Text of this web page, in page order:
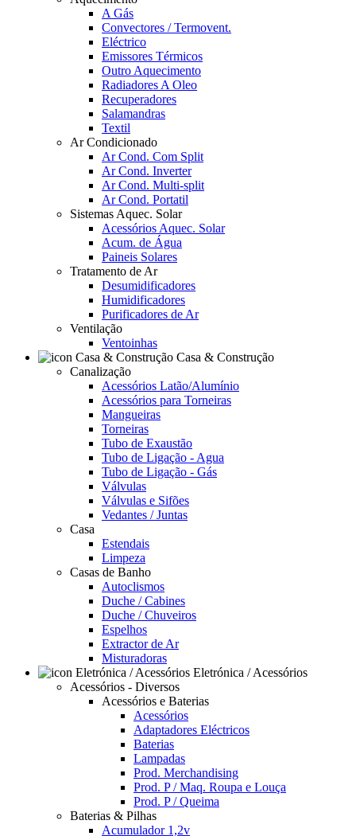
A Gás
Convectores / Termovent.
Eléctrico
Emissores Térmicos
Outro Aquecimento
Radiadores A Oleo
Recuperadores
Salamandras
Textil
Ar Condicionado
Ar Cond. Com Split
Ar Cond. Inverter
Ar Cond. Multi-split
Ar Cond. Portatil
Sistemas Aquec. Solar
Acessórios Aquec. Solar
Acum. de Água
Paineis Solares
Tratamento de Ar
Desumidificadores
Humidificadores
Purificadores de Ar
Ventilação
Ventoinhas
Casa & Construção
Canalização
Acessórios Latão/Alumínio
Acessórios para Torneiras
Mangueiras
Torneiras
Tubo de Exaustão
Tubo de Ligação - Agua
Tubo de Ligação - Gás
Válvulas
Válvulas e Sifões
Vedantes / Juntas
Casa
Estendais
Limpeza
Casas de Banho
Autoclismos
Duche / Cabines
Duche / Chuveiros
Espelhos
Extractor de Ar
Misturadoras
Eletrónica / Acessórios
Acessórios - Diversos
Acessórios e Baterias
Acessórios
Adaptadores Eléctricos
Baterias
Lampadas
Prod. Merchandising
Prod. P / Maq. Roupa e Louça
Prod. P / Queima
Baterias & Pilhas
Acumulador 1,2v